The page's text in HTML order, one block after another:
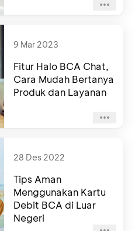
9 Mar 2023
Fitur Halo BCA Chat,
Cara Mudah Bertanya
Produk dan Layanan
28 Des 2022
Tips Aman
Menggunakan Kartu
Debit BCA di Luar
Negeri